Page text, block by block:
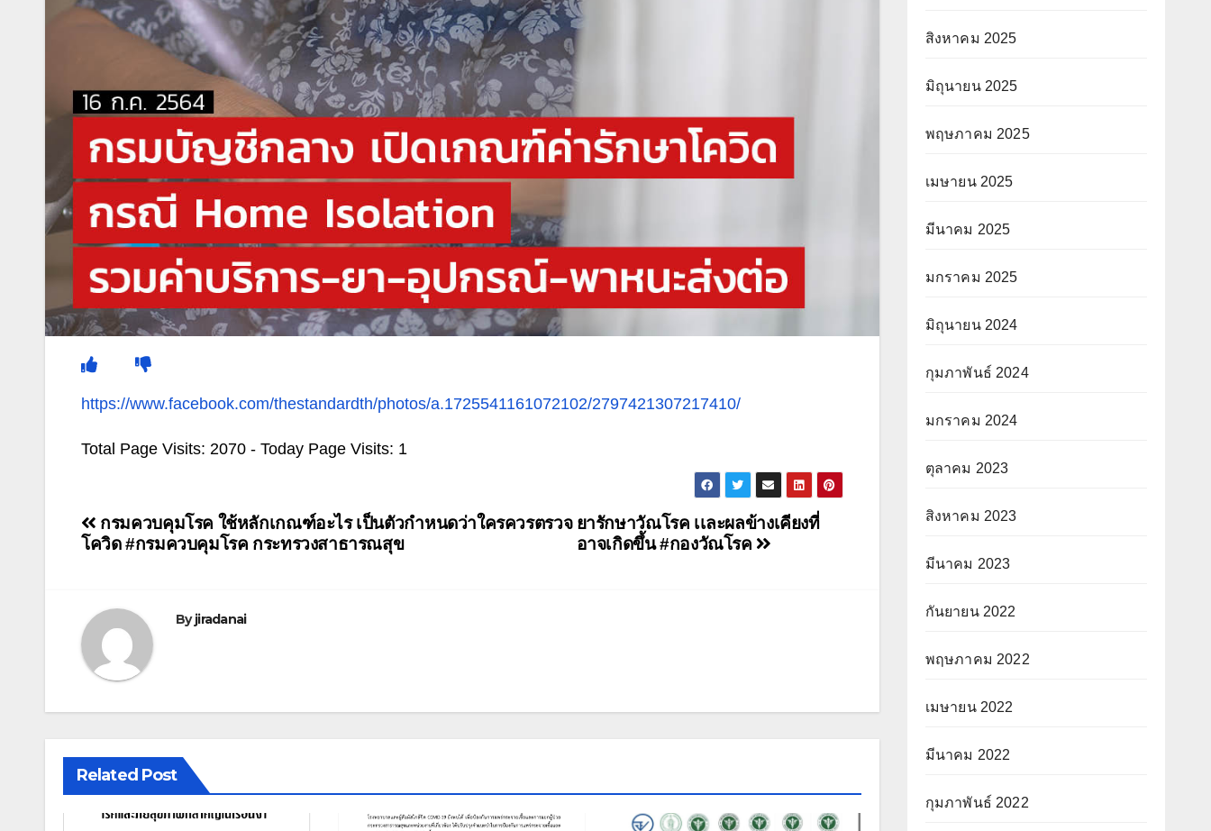
https://www.facebook.com/thestandardth/photos/a.1725541161072102/2797421307217410/
Total Page Visits: 2070 - Today Page Visits: 1
แนะแนว
เรื่อง
ยารักษาวัณโรค เเละผลข้างเคียงที่
อาจเกิดขึ้น #กองวัณโรค
กรมควบคุมโรค ใช้หลักเกณฑ์อะไร เป็นตัวกำหนดว่าใครควรตรวจ
โควิด #กรมควบคุมโรค กระทรวงสาธารณสุข
Byjiradanai
Related Post
สิงหาคม 2025
มิถุนายน 2025
พฤษภาคม 2025
เมษายน 2025
มีนาคม 2025
มกราคม 2025
มิถุนายน 2024
กุมภาพันธ์ 2024
มกราคม 2024
ตุลาคม 2023
สิงหาคม 2023
มีนาคม 2023
กันยายน 2022
พฤษภาคม 2022
เมษายน 2022
มีนาคม 2022
กุมภาพันธ์ 2022